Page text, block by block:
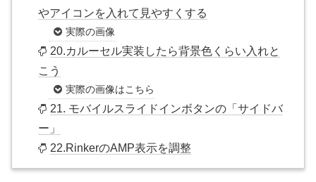
やアイコンを入れて見やすくする
実際の画像
20.カルーセル実装したら背景色くらい入れと
こう
実際の画像はこちら
21. モバイルスライドインボタンの「サイドバ
ー」
22.RinkerのAMP表示を調整